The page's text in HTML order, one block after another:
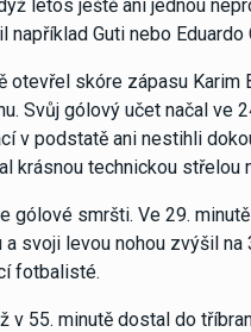
letos ještě ani jednou
Guti nebo Eduardo
otevřel skóre zápasu
Svůj gólový učet načal ve
v podstatě ani nestihli
krásnou technickou střelou
gólové smršti. Ve 29.
svoji levou nohou zvýšil na
fotbalisté.
v 55. minutě dostal do